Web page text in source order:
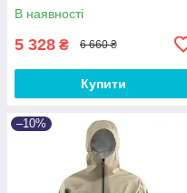
В наявності
5 328 ₴ 6 660 ₴
Купити
–10%